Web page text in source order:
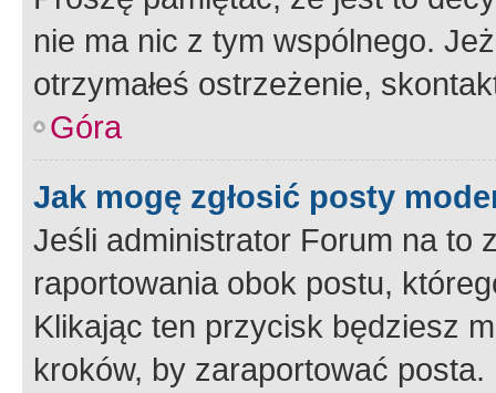
nie ma nic z tym wspólnego.
otrzymałeś ostrzeżenie,
Góra
Jak mogę zgłosić posty
Jeśli administrator Forum na to
raportowania obok postu,
Klikając ten przycisk będziesz
kroków, by zaraportować posta.